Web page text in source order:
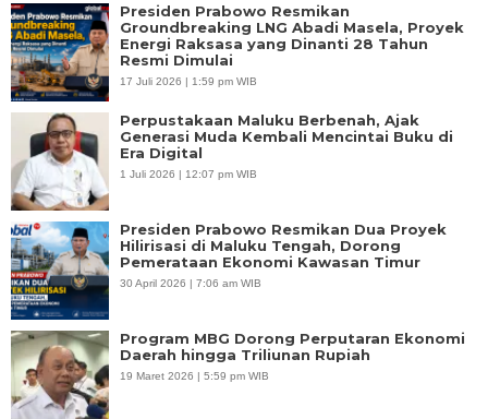
Presiden Prabowo Resmikan
Groundbreaking LNG Abadi Masela, Proyek
Energi Raksasa yang Dinanti 28 Tahun
Resmi Dimulai
17 Juli 2026 | 1:59 pm WIB
Perpustakaan Maluku Berbenah, Ajak
Generasi Muda Kembali Mencintai Buku di
Era Digital
1 Juli 2026 | 12:07 pm WIB
Presiden Prabowo Resmikan Dua Proyek
Hilirisasi di Maluku Tengah, Dorong
Pemerataan Ekonomi Kawasan Timur
30 April 2026 | 7:06 am WIB
Program MBG Dorong Perputaran Ekonomi
Daerah hingga Triliunan Rupiah
19 Maret 2026 | 5:59 pm WIB